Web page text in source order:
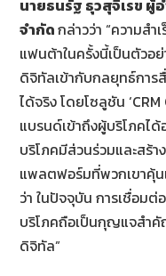
นายธนรัฐ ธุวสุจิเรข
จำกัดกล่าวว่า “ความสำ
แฟนต้าในครั้งนี้เป็นตัวอ
ดิจิทัลเข้ากับกลยุทธ์การ
ได้จริง โดยโซลูชัน
แบรนด์เข้าถึงผู้บริโภคไ
บริโภคมีส่วนร่วมและสร้
แพลตฟอร์มที่พวกเขาคุ้น
ว่า ในปัจจุบัน การเชื่อมต่
บริโภคถือเป็นกุญแจสำคั
ดิจิทัล”